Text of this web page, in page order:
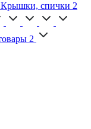
Крышки, спички 2
2